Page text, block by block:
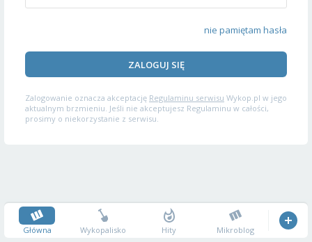
nie pamiętam hasła
ZALOGUJ SIĘ
Zalogowanie oznacza akceptację Regulaminu serwisu Wykop.pl w jego
aktualnym brzmieniu. Jeśli nie akceptujesz Regulaminu w całości,
prosimy o niekorzystanie z serwisu.
Główna Wykopalisko Hity Mikroblog